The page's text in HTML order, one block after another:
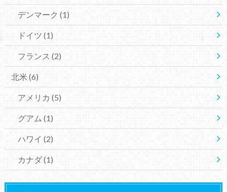
デンマーク (1)
ドイツ (1)
フランス (2)
北米 (6)
アメリカ (5)
グアム (1)
ハワイ (2)
カナダ(1)